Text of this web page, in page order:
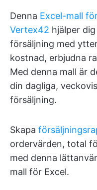
Denna Excel-mall
Vertex42 hjälper
försäljning med
kostnad, erbjudna
Med denna mall är
din dagliga,
försäljning.
Skapa
ordervärden, total
med denna
mall för Excel.